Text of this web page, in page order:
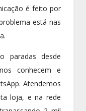
é feito por
está nas
paradas desde
conhecem e
Atendemos
loja, e na rede